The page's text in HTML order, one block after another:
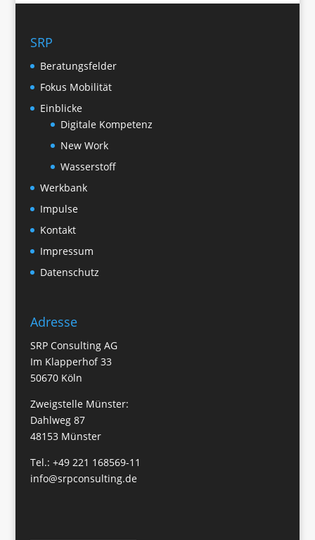
SRP
Beratungsfelder
Fokus Mobilität
Einblicke
Digitale Kompetenz
New Work
Wasserstoff
Werkbank
Impulse
Kontakt
Impressum
Datenschutz
Adresse
SRP Consulting AG
Im Klapperhof 33
50670 Köln
Zweigstelle Münster:
Dahlweg 87
48153 Münster
Tel.: +49 221 168569-11
info@srpconsulting.de